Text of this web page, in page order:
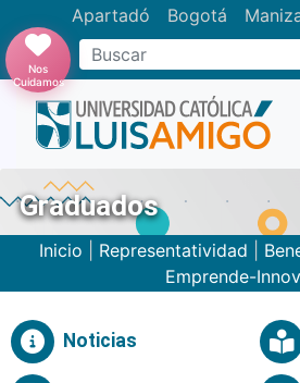
Apartadó Bogotá
Buscar
Nos
Cuidamos
Graduados
Inicio Representatividad
Emprende-
Noticias